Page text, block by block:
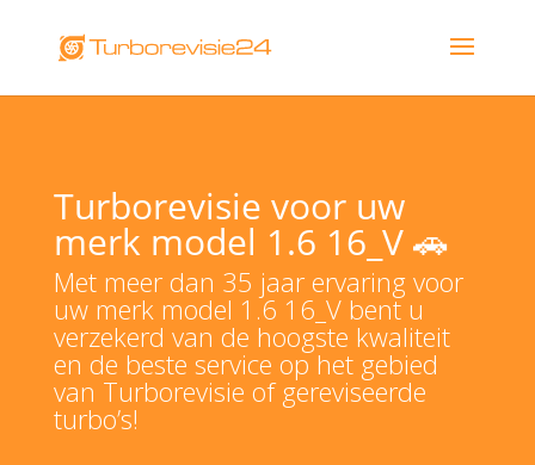
Turborevisie voor uw
merk model 1.6 16_V 🚗
Met meer dan 35 jaar ervaring voor
uw merk model 1.6 16_V bent u
verzekerd van de hoogste kwaliteit
en de beste service op het gebied
van Turborevisie of gereviseerde
turbo’s!